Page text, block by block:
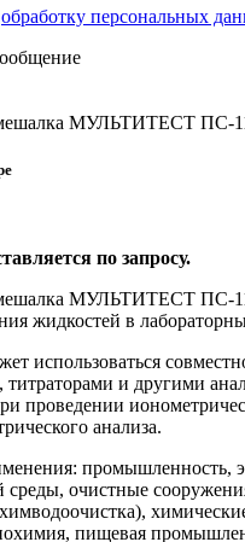
обработку персональных
МУЛЬТИТЕСТ ПС-
по запросу.
МУЛЬТИТЕСТ ПС-11
жидкостей в
использоваться
и другими
проведении
анализа.
промышленность,
очистные
пищевая